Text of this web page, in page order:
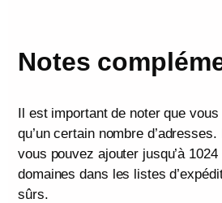
Notes
Il est important de noter que
qu’un certain nombre
vous pouvez ajouter jusqu’à
domaines dans les listes
sûrs.